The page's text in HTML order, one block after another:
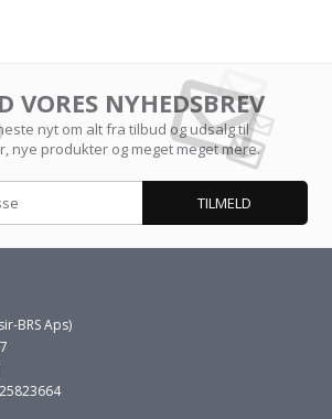
VORES NYHEDSBREV
nyt om alt fra tilbud og udsalg til
nye produkter og meget meget mere.
BRS Aps)